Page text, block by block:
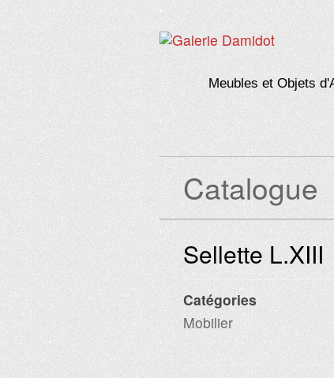
Meubles et Objets
Catalogue
Sellette L.XIII
Catégories
Mobilier